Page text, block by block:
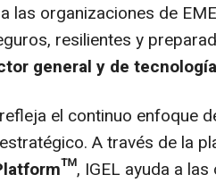
las organizaciones de
resilientes y
general y de
el continuo enfoque
A través de la
, IGEL ayuda a